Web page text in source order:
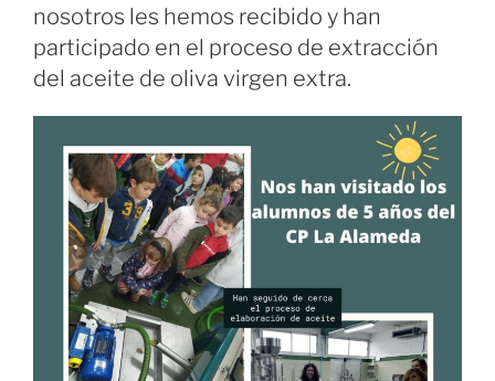
nosotros les hemos recibido y han
participado en el proceso de extracción
del aceite de oliva virgen extra.